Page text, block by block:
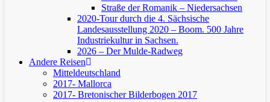
Straße der Romanik – Niedersachsen
2020-Tour durch die 4. Sächsische
Landesausstellung 2020 – Boom. 500 Jahre
Industriekultur in Sachsen.
2026 – Der Mulde-Radweg
Andere Reisen
Mitteldeutschland
2017- Mallorca
2017- Bretonischer Bilderbogen 2017